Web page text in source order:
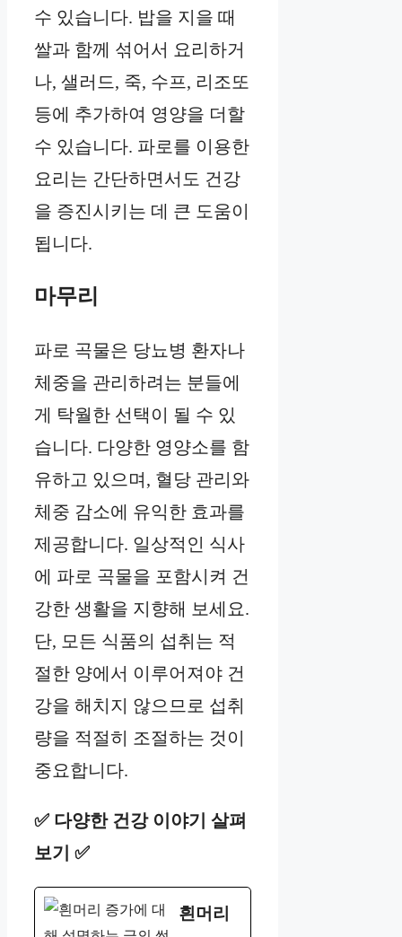
수 있습니다. 밥을 지을 때
쌀과 함께 섞어서 요리하거
나, 샐러드, 죽, 수프, 리조또
등에 추가하여 영양을 더할
수 있습니다. 파로를 이용한
요리는 간단하면서도 건강
을 증진시키는 데 큰 도움이
됩니다.
마무리
파로 곡물은 당뇨병 환자나
체중을 관리하려는 분들에
게 탁월한 선택이 될 수 있
습니다. 다양한 영양소를 함
유하고 있으며, 혈당 관리와
체중 감소에 유익한 효과를
제공합니다. 일상적인 식사
에 파로 곡물을 포함시켜 건
강한 생활을 지향해 보세요.
단, 모든 식품의 섭취는 적
절한 양에서 이루어져야 건
강을 해치지 않으므로 섭취
량을 적절히 조절하는 것이
중요합니다.
✅ 다양한 건강 이야기 살펴
보기 ✅
흰머리